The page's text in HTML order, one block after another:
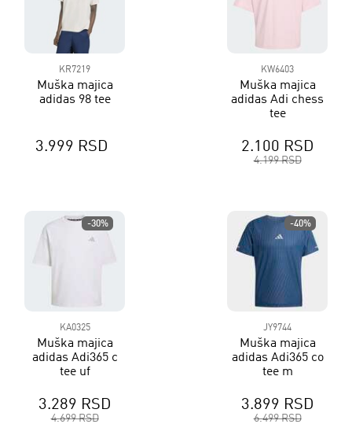
KR7219
Muška majica
adidas 98 tee
3.999 RSD
KW6403
Muška majica
adidas Adi chess
tee
2.100 RSD
4.199 RSD
KA0325
Muška majica
adidas Adi365 c
tee uf
3.289 RSD
4.699 RSD
-30%
JY9744
Muška majica
adidas Adi365 co
tee m
3.899 RSD
6.499 RSD
-40%